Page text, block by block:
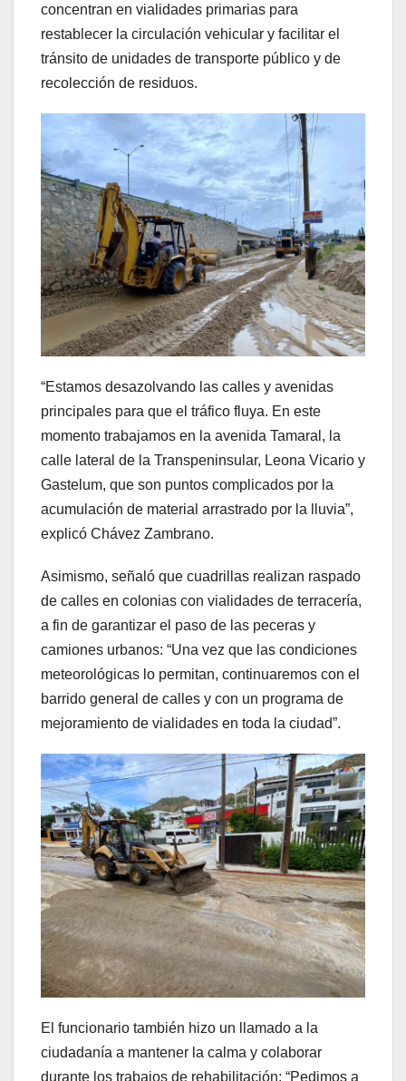
concentran en vialidades primarias para
restablecer la circulación vehicular y facilitar el
tránsito de unidades de transporte público y de
recolección de residuos.
“Estamos desazolvando las calles y avenidas
principales para que el tráfico fluya. En este
momento trabajamos en la avenida Tamaral, la
calle lateral de la Transpeninsular, Leona Vicario y
Gastelum, que son puntos complicados por la
acumulación de material arrastrado por la lluvia”,
explicó Chávez Zambrano.
Asimismo, señaló que cuadrillas realizan raspado
de calles en colonias con vialidades de terracería,
a fin de garantizar el paso de las peceras y
camiones urbanos: “Una vez que las condiciones
meteorológicas lo permitan, continuaremos con el
barrido general de calles y con un programa de
mejoramiento de vialidades en toda la ciudad”.
El funcionario también hizo un llamado a la
ciudadanía a mantener la calma y colaborar
durante los trabajos de rehabilitación: “Pedimos a